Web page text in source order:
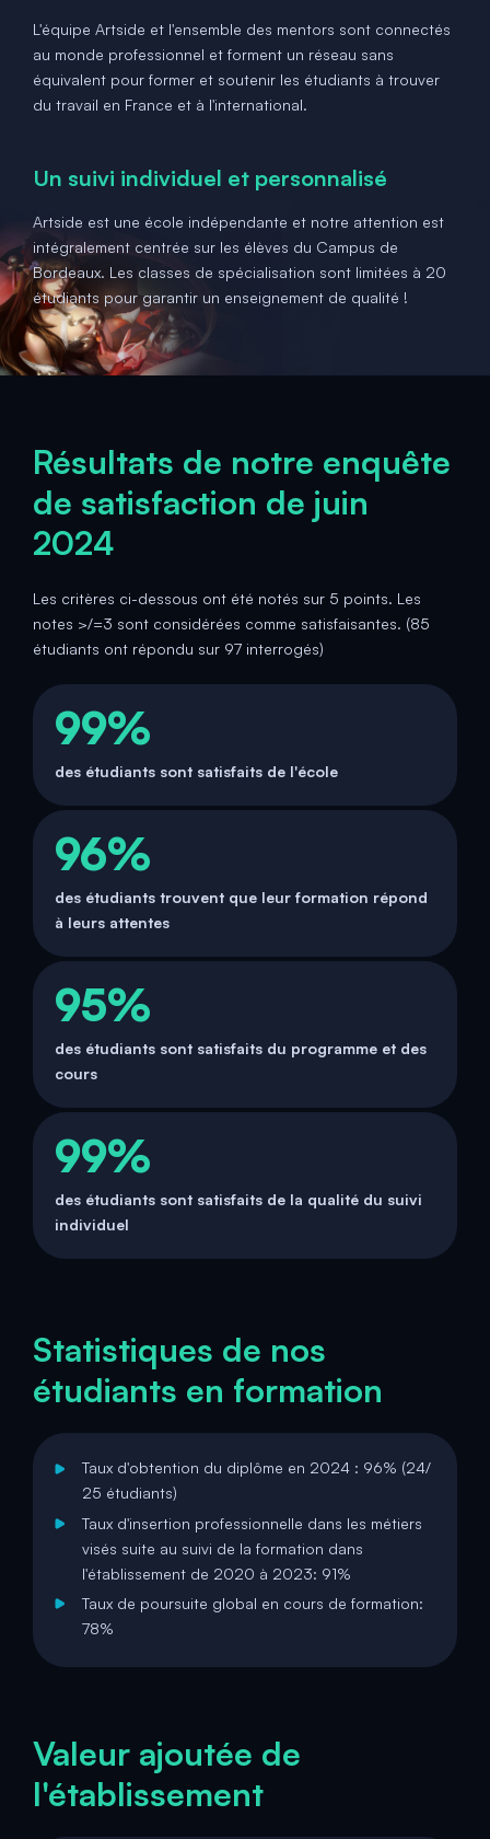
L'équipe Artside et l'ensemble des mentors sont connectés
au monde professionnel et forment un réseau sans
équivalent pour former et soutenir les étudiants à trouver
du travail en France et à l'international.
Un suivi individuel et personnalisé
Artside est une école indépendante et notre attention est
intégralement centrée sur les élèves du Campus de
Bordeaux. Les classes de spécialisation sont limitées à 20
étudiants pour garantir un enseignement de qualité !
Résultats de notre enquête
de satisfaction de juin
2024
Les critères ci-dessous ont été notés sur 5 points. Les
notes >/=3 sont considérées comme satisfaisantes. (85
étudiants ont répondu sur 97 interrogés)
99%
des étudiants sont satisfaits de l'école
96%
des étudiants trouvent que leur formation répond
à leurs attentes
95%
des étudiants sont satisfaits du programme et des
cours
99%
des étudiants sont satisfaits de la qualité du suivi
individuel
Statistiques de nos
étudiants en formation
Taux d'obtention du diplôme en 2024 : 96% (24/
25 étudiants)
Taux d'insertion professionnelle dans les métiers
visés suite au suivi de la formation dans
l'établissement de 2020 à 2023: 91%
Taux de poursuite global en cours de formation:
78%
Valeur ajoutée de
l'établissement